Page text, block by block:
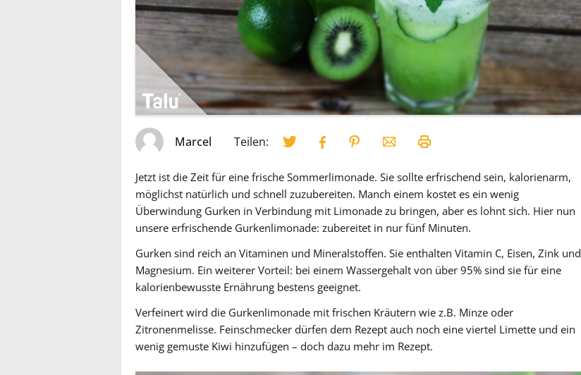
Marcel Teilen:
Jetzt ist die Zeit für eine frische Sommerlimonade. Sie sollte erfrischend sein, kalorienarm,
möglichst natürlich und schnell zuzubereiten. Manch einem kostet es ein wenig
Überwindung Gurken in Verbindung mit Limonade zu bringen, aber es lohnt sich. Hier nun
unsere erfrischende Gurkenlimonade: zubereitet in nur fünf Minuten.
Gurken sind reich an Vitaminen und Mineralstoffen. Sie enthalten Vitamin C, Eisen, Zink und
Magnesium. Ein weiterer Vorteil: bei einem Wassergehalt von über 95% sind sie für eine
kalorienbewusste Ernährung bestens geeignet.
Verfeinert wird die Gurkenlimonade mit frischen Kräutern wie z.B. Minze oder
Zitronenmelisse. Feinschmecker dürfen dem Rezept auch noch eine viertel Limette und ein
wenig gemuste Kiwi hinzufügen – doch dazu mehr im Rezept.